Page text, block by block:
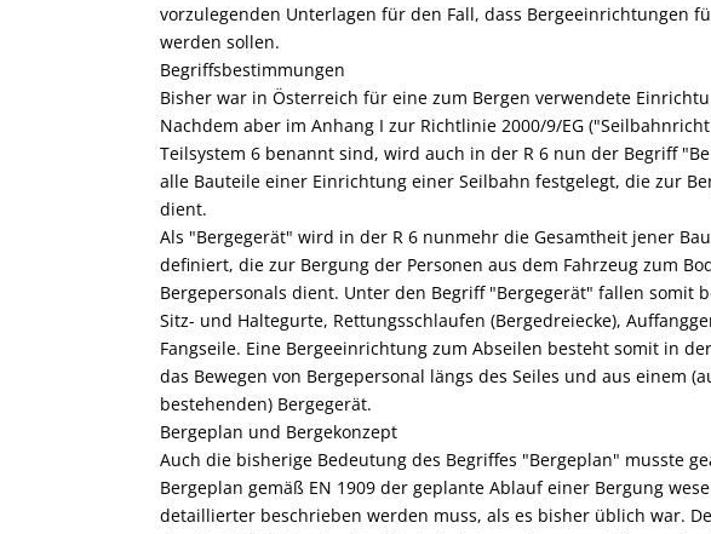
vorzulegenden Unterlagen für den Fall, dass Bergeeinrichtungen
werden sollen.
Begriffsbestimmungen
Bisher war in Österreich für eine zum Bergen verwendete
Nachdem aber im Anhang I zur Richtlinie 2000/9/EG
Teilsystem 6 benannt sind, wird auch in der R 6 nun der Begriff
alle Bauteile einer Einrichtung einer Seilbahn festgelegt, die zur
dient.
Als "Bergegerät" wird in der R 6 nunmehr die Gesamtheit jener
definiert, die zur Bergung der Personen aus dem Fahrzeug zum
Bergepersonals dient. Unter den Begriff "Bergegerät" fallen somit
Sitz- und Haltegurte, Rettungsschlaufen (Bergedreiecke),
Fangseile. Eine Bergeeinrichtung zum Abseilen besteht somit in
das Bewegen von Bergepersonal längs des Seiles und aus einem
bestehenden) Bergegerät.
Bergeplan und Bergekonzept
Auch die bisherige Bedeutung des Begriffes "Bergeplan" musste
Bergeplan gemäß EN 1909 der geplante Ablauf einer Bergung
detaillierter beschrieben werden muss, als es bisher üblich war.